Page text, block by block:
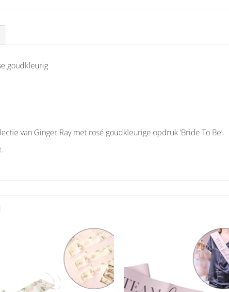
goudkleurig
van Ginger Ray met rosé goudkleurige opdruk ‘Bride To Be’.
Aan
verlanglijst
toevoegen
Aan